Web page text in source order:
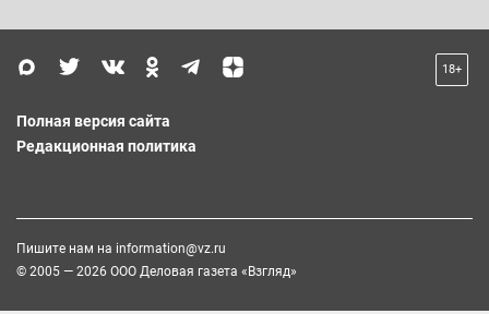
18+
Полная версия сайта
Редакционная политика
Пишите нам на information@vz.ru
© 2005 — 2026 ООО Деловая газета «Взгляд»